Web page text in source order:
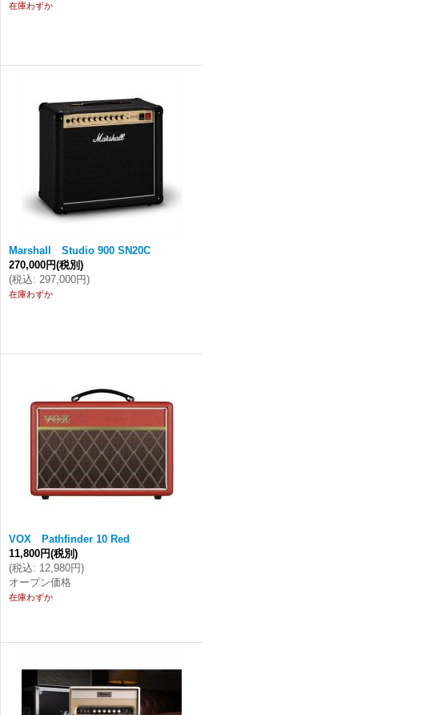
在庫わずか
Marshall Studio 900 SN20C
270,000円(税別)
(税込: 297,000円)
在庫わずか
VOX Pathfinder 10 Red
11,800円(税別)
(税込: 12,980円)
オープン価格
在庫わずか